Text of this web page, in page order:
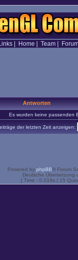
| Home Team|
Antworten
Es wurden keine passenden
der letzten Zeit anzeigen:
Powered by phpBB® Forum
Deutsche Übersetzung
[ Time : 0.019s | 15